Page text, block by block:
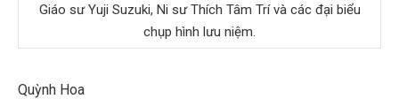
Giáo sư Yuji Suzuki, Ni sư Thích Tâm Trí và các đại biểu
chụp hình lưu niệm.
Quỳnh Hoa